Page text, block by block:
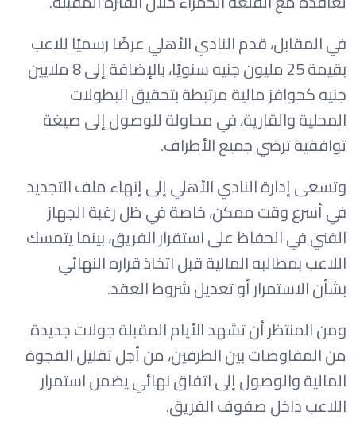
في المقابل، قدم النادي الأهلي عرضًا رسميًا للاعب
بقيمة 25 مليون جنيه سنويًا، بالإضافة إلى 8 ملايين
جنيه كحوافز مالية مرتبطة بتحقيق البطولات
المحلية والقارية، في محاولة للوصول إلى صيغة
توافقية ترضي جميع الأطراف.
وتسعى إدارة النادي الأهلي إلى إنهاء ملف التجديد
في أسرع وقت ممكن، خاصة في ظل رغبة الجهاز
الفني في الحفاظ على استقرار الفريق، بينما يتمسك
اللاعب بمطالبه المالية قبل اتخاذ قراره النهائي
بشأن الاستمرار أو تعديل شروط العقد.
ومن المنتظر أن تشهد الأيام المقبلة جولات جديدة
من المفاوضات بين الطرفين، من أجل تقليل الفجوة
المالية والوصول إلى اتفاق نهائي يضمن استمرار
اللاعب داخل صفوف الفريق.